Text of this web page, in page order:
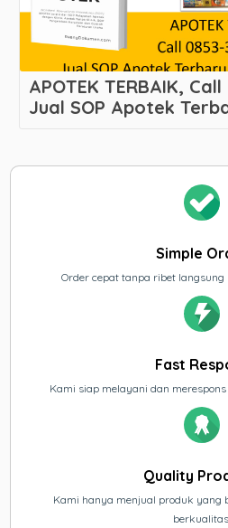
APOTEK TERBAIK,
Jual SOP Apotek
Timur
Simple
Order cepat tanpa ribet
Fast
Kami siap melayani dan
Quality
Kami hanya menjual produk yang